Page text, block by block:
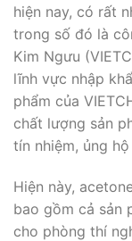
hiện nay, có rất
trong số đó là
Kim Ngưu
lĩnh vực nhập
phẩm của
chất lượng sản
tín nhiệm, ủng
Hiện này,
bao gồm cả sản
cho phòng thí